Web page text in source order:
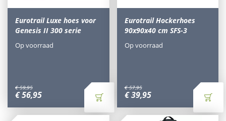
Eurotrail Luxe hoes voor
Genesis II 300 serie
€ 59,95
€56,95
Op voorraad
Eurotrail Hockerhoes
90x90x40 cm SFS-3
€ 57,95
€ 39,95
Op voorraad